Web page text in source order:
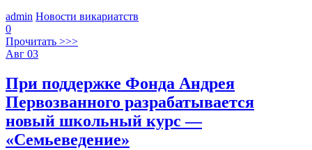
admin Новости викариатств
0
Прочитать >>>
Авг 03
При поддержке Фонда Андрея
Первозванного разрабатывается
новый школьный курс —
«Семьеведение»